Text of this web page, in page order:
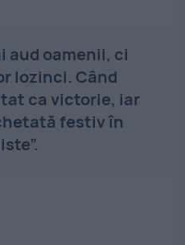
aud oamenii, ci
lozinci. Când
ca victorie, iar
festiv în